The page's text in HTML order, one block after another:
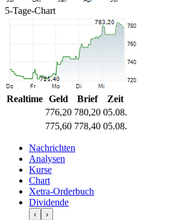
5-Tage-Chart
Realtime Geld Brief
Zeit
776,20 780,20 05.08.
775,60 778,40 05.08.
Nachrichten
Analysen
Kurse
Chart
Xetra-Orderbuch
Dividende
‹ ›